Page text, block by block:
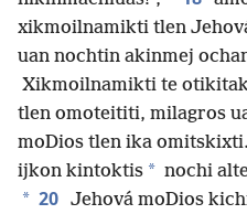
xikmoilnamikti tlen
uan nochtin akinmej
Xikmoilnamikti te
tlen omoteititi, milagros
moDios tlen ika
ijkon kintoktis * nochi
* 20 Jehová moDios